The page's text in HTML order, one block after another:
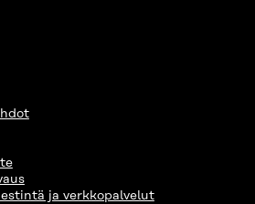
ja verkkopalvelut